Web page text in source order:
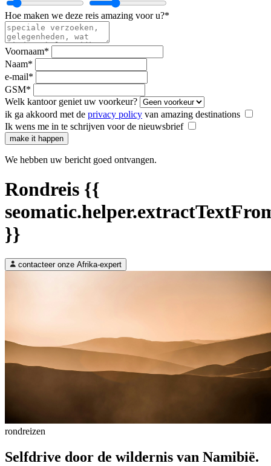
Hoe maken we deze reis amazing voor u?*
Voornaam*
Naam*
e-mail*
GSM*
Welk kantoor geniet uw voorkeur?
ik ga akkoord met de privacy policy van amazing destinations
Ik wens me in te schrijven voor de nieuwsbrief
make it happen
We hebben uw bericht goed ontvangen.
Rondreis {{
}}
contacteer onze Afrika-expert
rondreizen
Selfdrive door de wildernis van Namibië.